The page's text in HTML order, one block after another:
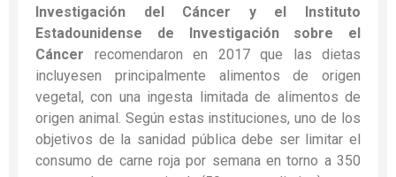
Investigación del Cáncer y el Instituto
Estadounidense de Investigación sobre el
Cáncer recomendaron en 2017 que las dietas
incluyesen principalmente alimentos de origen
vegetal, con una ingesta limitada de alimentos de
origen animal. Según estas instituciones, uno de los
objetivos de la sanidad pública debe ser limitar el
consumo de carne roja por semana en torno a 350